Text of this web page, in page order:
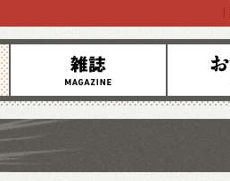
雑誌 お知らせ